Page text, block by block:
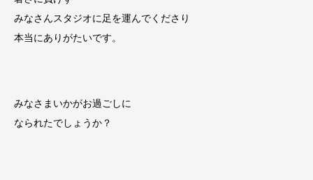
みなさんスタジオに足を運んでくださり
本当にありがたいです。
みなさまいかがお過ごしに
なられたでしょうか？